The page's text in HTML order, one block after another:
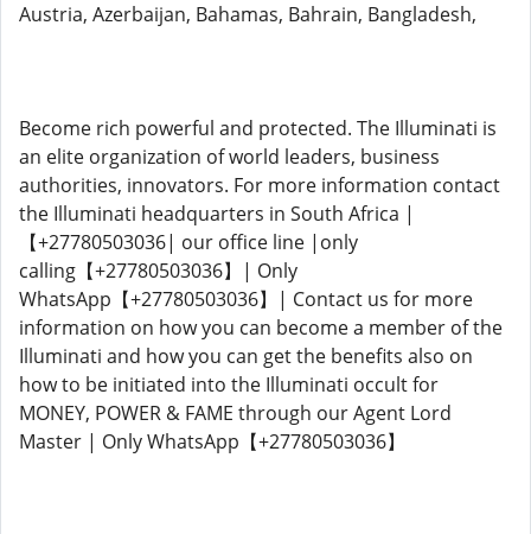
Austria, Azerbaijan, Bahamas, Bahrain, Bangladesh,
Become rich powerful and protected. The Illuminati is
an elite organization of world leaders, business
authorities, innovators. For more information contact
the Illuminati headquarters in South Africa |
【+27780503036| our office line |only
calling【+27780503036】| Only
WhatsApp【+27780503036】| Contact us for more
information on how you can become a member of the
Illuminati and how you can get the benefits also on
how to be initiated into the Illuminati occult for
MONEY, POWER & FAME through our Agent Lord
Master | Only WhatsApp【+27780503036】